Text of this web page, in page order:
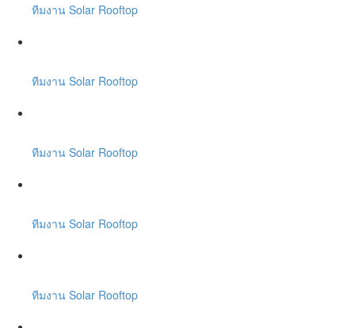
ทีมงาน Solar Rooftop
ทีมงาน Solar Rooftop
ทีมงาน Solar Rooftop
ทีมงาน Solar Rooftop
ทีมงาน Solar Rooftop